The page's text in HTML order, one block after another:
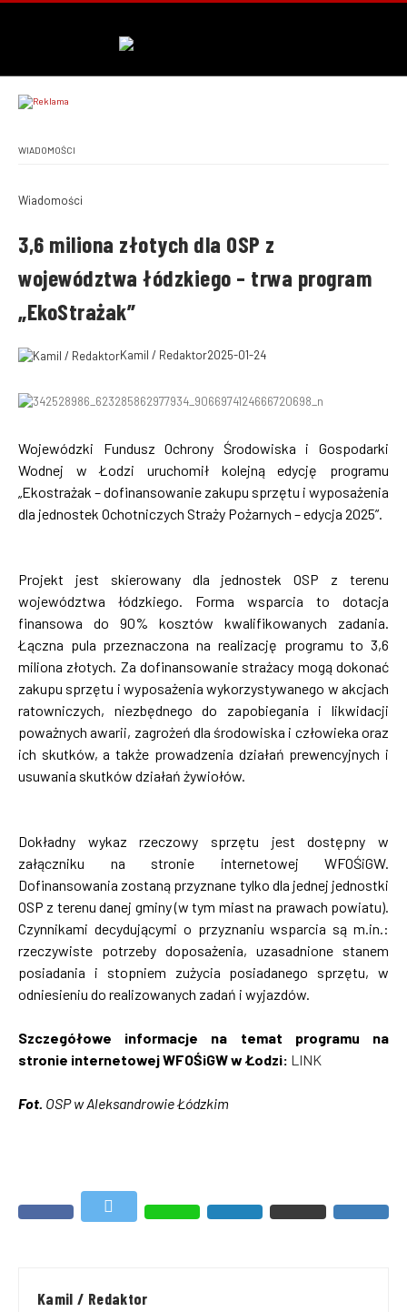
WIADOMOŚCI
Wiadomości
3,6 miliona złotych dla OSP z
województwa łódzkiego – trwa program
„EkoStrażak”
Kamil / Redaktor2025-01-24
Wojewódzki Fundusz Ochrony Środowiska i Gospodarki
Wodnej w Łodzi uruchomił kolejną edycję programu
„Ekostrażak – dofinansowanie zakupu sprzętu i wyposażenia
dla jednostek Ochotniczych Straży Pożarnych – edycja 2025”.
Projekt jest skierowany dla jednostek OSP z terenu
województwa łódzkiego. Forma wsparcia to dotacja
finansowa do 90% kosztów kwalifikowanych zadania.
Łączna pula przeznaczona na realizację programu to 3,6
miliona złotych. Za dofinansowanie strażacy mogą dokonać
zakupu sprzętu i wyposażenia wykorzystywanego w akcjach
ratowniczych, niezbędnego do zapobiegania i likwidacji
poważnych awarii, zagrożeń dla środowiska i człowieka oraz
ich skutków, a także prowadzenia działań prewencyjnych i
usuwania skutków działań żywiołów.
Dokładny wykaz rzeczowy sprzętu jest dostępny w
załączniku na stronie internetowej WFOŚiGW.
Dofinansowania zostaną przyznane tylko dla jednej jednostki
OSP z terenu danej gminy (w tym miast na prawach powiatu).
Czynnikami decydującymi o przyznaniu wsparcia są m.in.:
rzeczywiste potrzeby doposażenia, uzasadnione stanem
posiadania i stopniem zużycia posiadanego sprzętu, w
odniesieniu do realizowanych zadań i wyjazdów.
Szczegółowe informacje na temat programu na
stronie internetowej WFOŚiGW w Łodzi: LINK
Fot. OSP w Aleksandrowie Łódzkim
Kamil / Redaktor